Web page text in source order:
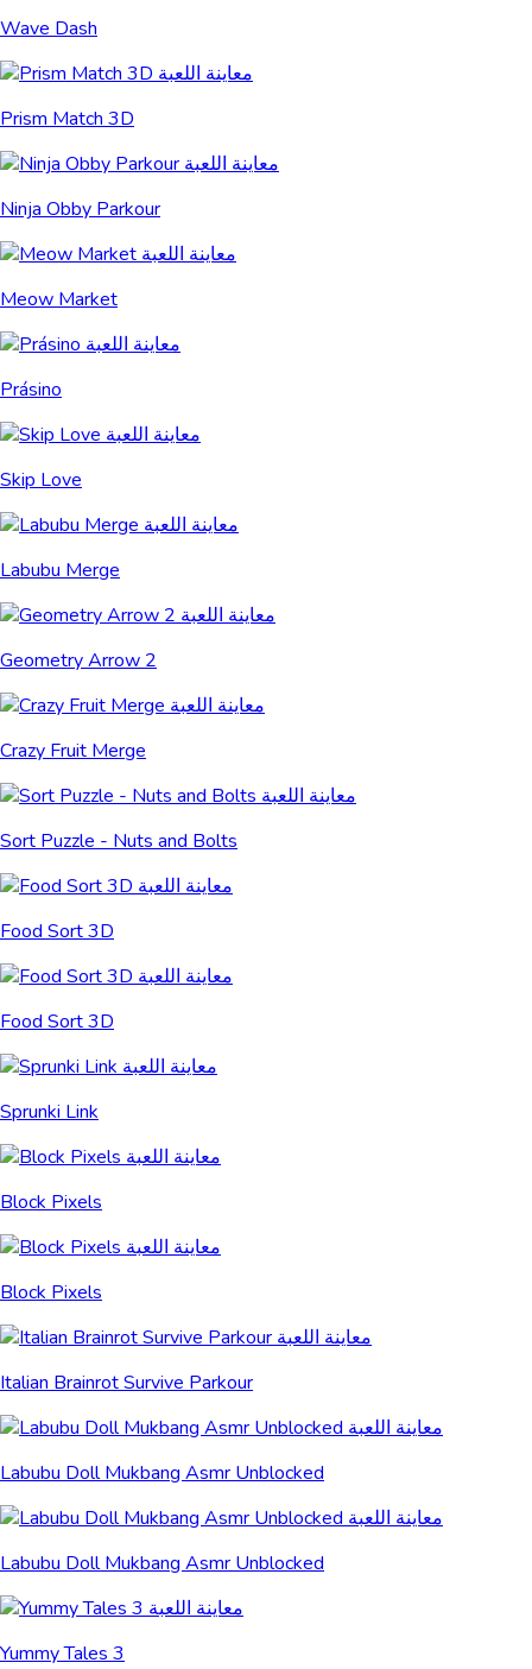
Wave Dash
Prism Match 3D
Ninja Obby Parkour
Meow Market
Prásino
Skip Love
Labubu Merge
Geometry Arrow 2
Crazy Fruit Merge
Sort Puzzle - Nuts and Bolts
Food Sort 3D
Food Sort 3D
Sprunki Link
Block Pixels
Block Pixels
Italian Brainrot Survive Parkour
Labubu Doll Mukbang Asmr Unblocked
Labubu Doll Mukbang Asmr Unblocked
Yummy Tales 3